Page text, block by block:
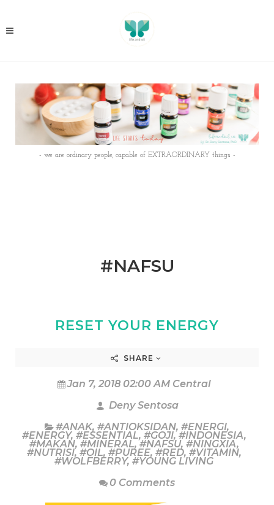
- we are ordinary people, capable of EXTRAORDINARY things -
#NAFSU
RESET YOUR ENERGY
SHARE
Jan 7, 2018 02:00 AM Central
Deny Sentosa
#ANAK, #ANTIOKSIDAN, #ENERGI,
#ENERGY, #ESSENTIAL, #GOJI,#INDONESIA,
#MAKAN, #MINERAL,#NAFSU, #NINGXIA,
#NUTRISI, #OIL, #PUREE, #RED, #VITAMIN,
#WOLFBERRY, #YOUNG LIVING
0 Comments